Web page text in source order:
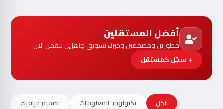
أفضل المستقلين
مطورين ومصممين وخبراء تسويق جاهزين للعمل الآن
+ سجّل كمستقل
الكل تكنولوجيا المعلومات
تصميم جرافيك